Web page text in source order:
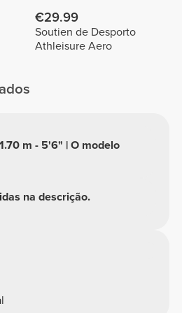
€29.99
Soutien de Desporto
Athleisure Aero
na descrição.
m - 5'6" | O modelo